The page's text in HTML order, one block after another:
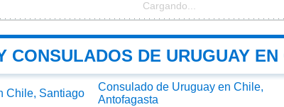
Cargando...
CONSULADOS DE URUGUAY EN
Chile, Santiago
Consulado de Uruguay en Chile,
Antofagasta